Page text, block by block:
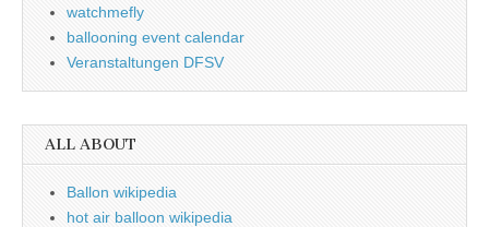
watchmefly
ballooning event calendar
Veranstaltungen DFSV
ALL ABOUT
Ballon wikipedia
hot air balloon wikipedia